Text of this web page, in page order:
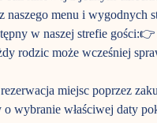
menu i wygodnych
w naszej strefie
rodzic może wcześniej
miejsc poprzez
wybranie właściwej daty